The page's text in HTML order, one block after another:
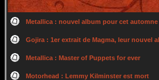
Metallica : nouvel album pour cet automne
Gojira : 1er extrait de Magma, leur nouvel
Metallica : Master of Puppets for ever
Motorhead : Lemmy Kilminster est mort